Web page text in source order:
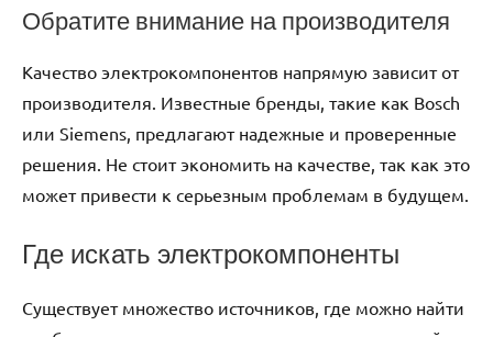
Обратите внимание на производителя
Качество электрокомпонентов напрямую зависит от
производителя. Известные бренды, такие как Bosch
или Siemens, предлагают надежные и проверенные
решения. Не стоит экономить на качестве, так как это
может привести к серьезным проблемам в будущем.
Где искать электрокомпоненты
Существует множество источников, где можно найти